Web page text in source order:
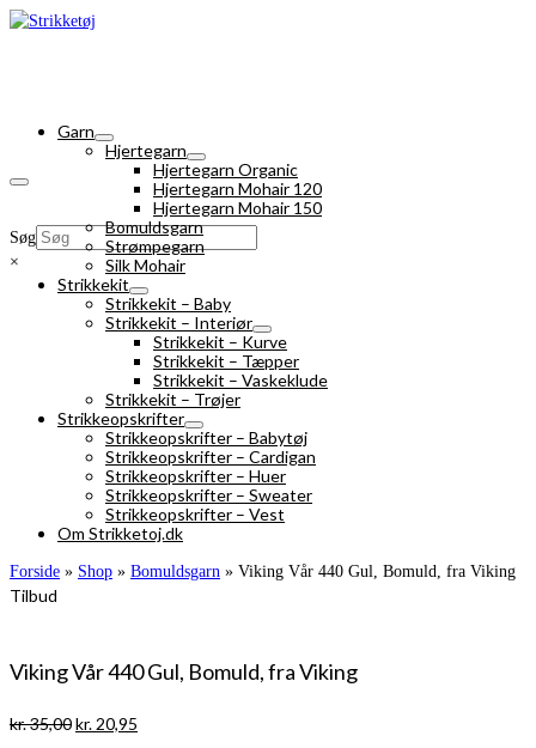
Søg
×
Garn
Hjertegarn
Hjertegarn Organic
Hjertegarn Mohair 120
Hjertegarn Mohair 150
Bomuldsgarn
Strømpegarn
Silk Mohair
Strikkekit
Strikkekit – Baby
Strikkekit – Interiør
Strikkekit – Kurve
Strikkekit – Tæpper
Strikkekit – Vaskeklude
Strikkekit – Trøjer
Strikkeopskrifter
Strikkeopskrifter – Babytøj
Strikkeopskrifter – Cardigan
Strikkeopskrifter – Huer
Strikkeopskrifter – Sweater
Strikkeopskrifter – Vest
Om Strikketoj.dk
Forside » Shop » Bomuldsgarn » Viking Vår 440 Gul, Bomuld, fra Viking
Tilbud
Viking Vår 440 Gul, Bomuld, fra Viking
kr.35,00Den
kr. 20,95